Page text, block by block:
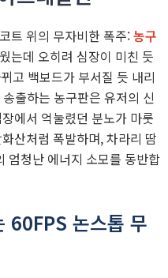
트 위의 무자비한 폭주:농구
는데 오히려 심장이 미친 듯
고 백보드가 부서질 듯 내리
출하는 농구판은 유저의 신
에서 억눌렸던 분노가 마룻
산처럼 폭발하며, 차라리 땀
엄청난 에너지 소모를 동반합
60FPS 논스톱 무